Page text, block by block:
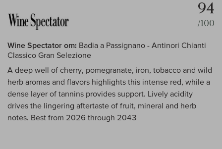
94
/100
Wine Spectator om: Badia a Passignano - Antinori Chianti
Classico Gran Selezione
A deep well of cherry, pomegranate, iron, tobacco and wild
herb aromas and flavors highlights this intense red, while a
dense layer of tannins provides support. Lively acidity
drives the lingering aftertaste of fruit, mineral and herb
notes. Best from 2026 through 2043